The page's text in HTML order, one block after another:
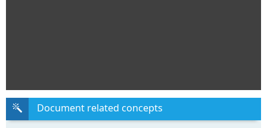
Document related concepts